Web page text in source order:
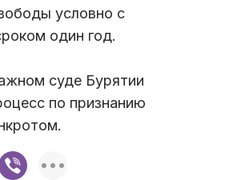
условно с
один год.
суде Бурятии
по признанию